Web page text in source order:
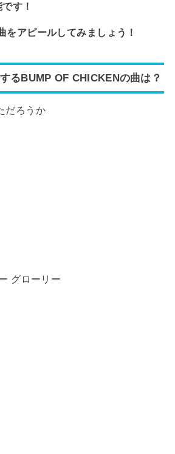
す！
をアピールしてみましょう！
るBUMP OF CHICKENの曲は？
だろうか
グローリー